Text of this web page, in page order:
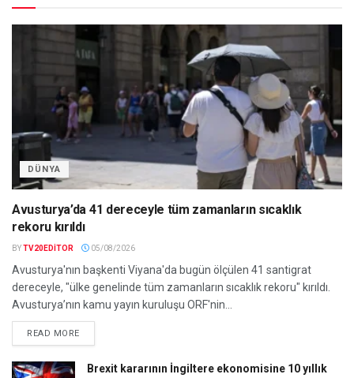
DÜNYA
Avusturya’da 41 dereceyle tüm zamanların sıcaklık
rekoru kırıldı
BYTV20EDITOR 05/08/2026
Avusturya'nın başkenti Viyana'da bugün ölçülen 41 santigrat
dereceyle, "ülke genelinde tüm zamanların sıcaklık rekoru" kırıldı.
Avusturya’nın kamu yayın kuruluşu ORF'nin...
READ MORE
Brexit kararının İngiltere ekonomisine 10 yıllık